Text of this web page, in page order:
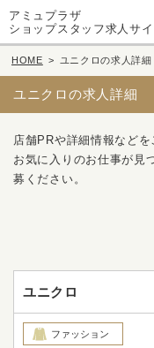
アミュプラザ
ショップスタッフ求人サイ
HOME > ユニクロの求人詳細
ユニクロの求人詳細
店舗PRや詳細情報などを
お気に入りのお仕事が見
募ください。
ユニクロ
ファッション